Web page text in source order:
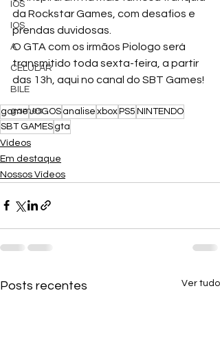
IOS
IOS
A
CELULAR
BILE
games
da Rockstar Games, com desafios e
prendas duvidosas.
O GTA com os irmãos Piologo será
transmitido toda sexta-feira, a partir
das 13h, aqui no canal do SBT Games!
gameJOGOS analise xboxPS5 NINTENDO
SBT GAMES gta
Vídeos
Em destaque
Nossos Vídeos
Posts recentes Ver tudo